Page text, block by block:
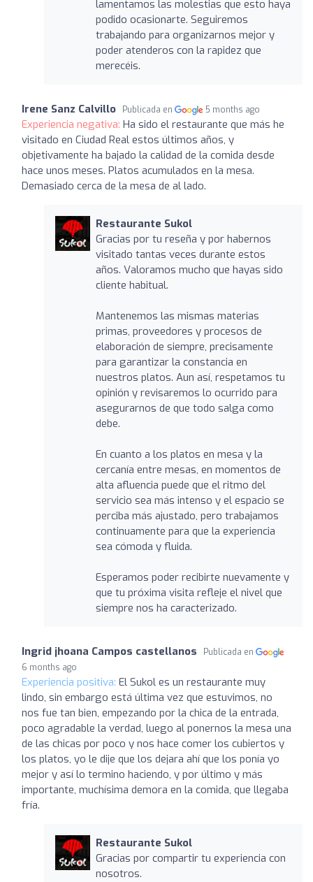
lamentamos las molestias que esto haya
podido ocasionarte. Seguiremos
trabajando para organizarnos mejor y
poder atenderos con la rapidez que
merecéis.
Irene Sanz Calvillo Publicada en 5 months ago
Experiencia negativa: Ha sido el restaurante que más he
visitado en Ciudad Real estos últimos años, y
objetivamente ha bajado la calidad de la comida desde
hace unos meses. Platos acumulados en la mesa.
Demasiado cerca de la mesa de al lado.
Restaurante Sukol
Gracias por tu reseña y por habernos
visitado tantas veces durante estos
años. Valoramos mucho que hayas sido
cliente habitual.
Mantenemos las mismas materias
primas, proveedores y procesos de
elaboración de siempre, precisamente
para garantizar la constancia en
nuestros platos. Aun así, respetamos tu
opinión y revisaremos lo ocurrido para
asegurarnos de que todo salga como
debe.
En cuanto a los platos en mesa y la
cercanía entre mesas, en momentos de
alta afluencia puede que el ritmo del
servicio sea más intenso y el espacio se
perciba más ajustado, pero trabajamos
continuamente para que la experiencia
sea cómoda y fluida.
Esperamos poder recibirte nuevamente y
que tu próxima visita refleje el nivel que
siempre nos ha caracterizado.
Ingrid jhoana Campos castellanos
Publicada en
6 months ago
Experiencia positiva: El Sukol es un restaurante muy
lindo, sin embargo está última vez que estuvimos, no
nos fue tan bien, empezando por la chica de la entrada,
poco agradable la verdad, luego al ponernos la mesa una
de las chicas por poco y nos hace comer los cubiertos y
los platos, yo le dije que los dejara ahí que los ponía yo
mejor y así lo termino haciendo, y por último y más
importante, muchísima demora en la comida, que llegaba
fría.
Restaurante Sukol
Gracias por compartir tu experiencia con
nosotros.